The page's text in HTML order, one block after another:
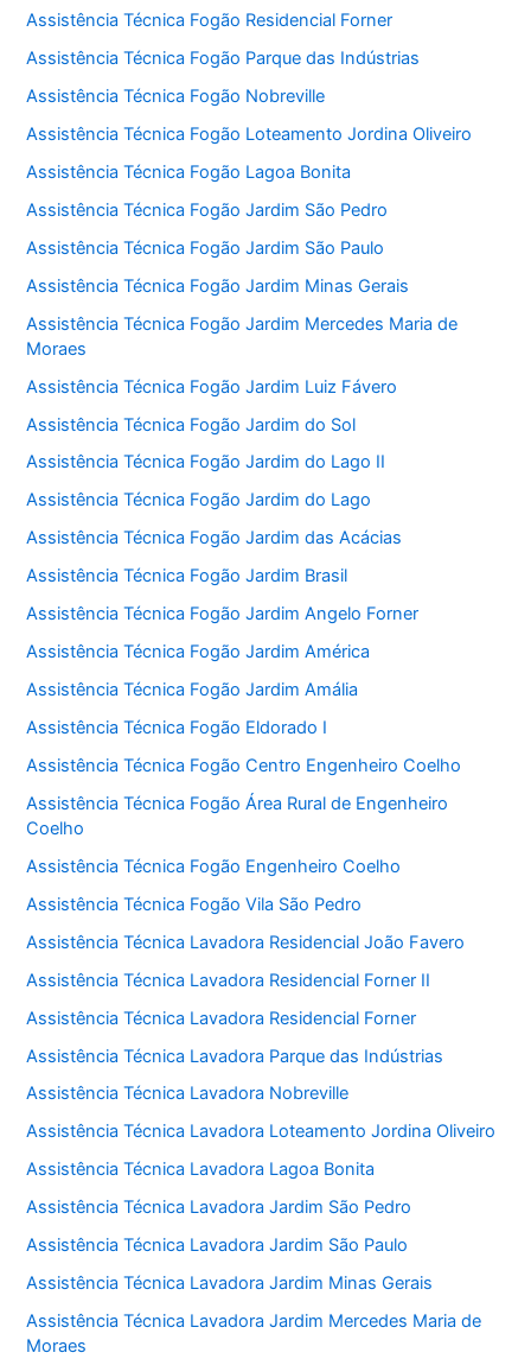
Assistência Técnica Fogão Residencial Forner
Assistência Técnica Fogão Parque das Indústrias
Assistência Técnica Fogão Nobreville
Assistência Técnica Fogão Loteamento Jordina Oliveiro
Assistência Técnica Fogão Lagoa Bonita
Assistência Técnica Fogão Jardim São Pedro
Assistência Técnica Fogão Jardim São Paulo
Assistência Técnica Fogão Jardim Minas Gerais
Assistência Técnica Fogão Jardim Mercedes Maria de
Moraes
Assistência Técnica Fogão Jardim Luiz Fávero
Assistência Técnica Fogão Jardim do Sol
Assistência Técnica Fogão Jardim do Lago II
Assistência Técnica Fogão Jardim do Lago
Assistência Técnica Fogão Jardim das Acácias
Assistência Técnica Fogão Jardim Brasil
Assistência Técnica Fogão Jardim Angelo Forner
Assistência Técnica Fogão Jardim América
Assistência Técnica Fogão Jardim Amália
Assistência Técnica Fogão Eldorado I
Assistência Técnica Fogão Centro Engenheiro Coelho
Assistência Técnica Fogão Área Rural de Engenheiro
Coelho
Assistência Técnica Fogão Engenheiro Coelho
Assistência Técnica Fogão Vila São Pedro
Assistência Técnica Lavadora Residencial João Favero
Assistência Técnica Lavadora Residencial Forner II
Assistência Técnica Lavadora Residencial Forner
Assistência Técnica Lavadora Parque das Indústrias
Assistência Técnica Lavadora Nobreville
Assistência Técnica Lavadora Loteamento Jordina Oliveiro
Assistência Técnica Lavadora Lagoa Bonita
Assistência Técnica Lavadora Jardim São Pedro
Assistência Técnica Lavadora Jardim São Paulo
Assistência Técnica Lavadora Jardim Minas Gerais
Assistência Técnica Lavadora Jardim Mercedes Maria de
Moraes